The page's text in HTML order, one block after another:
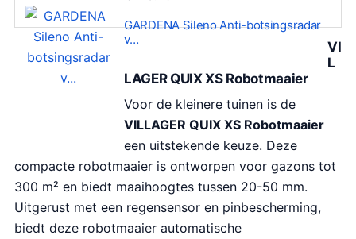
GARDENA Sileno Anti-botsingsradar
v…
VI
L
LAGER QUIX XS Robotmaaier
Voor de kleinere tuinen is de
VILLAGER QUIX XS Robotmaaier
een uitstekende keuze. Deze
compacte robotmaaier is ontworpen voor gazons tot
300 m² en biedt maaihoogtes tussen 20-50 mm.
Uitgerust met een regensensor en pinbescherming,
biedt deze robotmaaier automatische